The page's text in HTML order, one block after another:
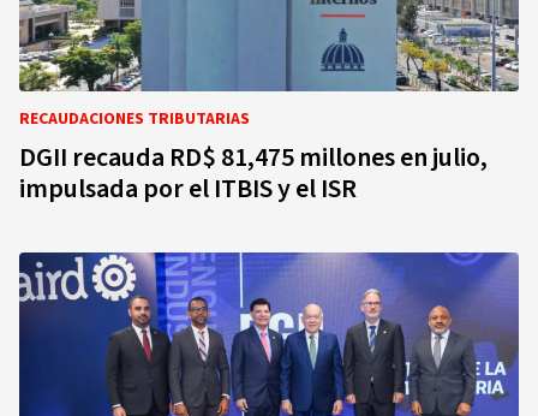
RECAUDACIONES TRIBUTARIAS
DGII recauda RD$ 81,475 millones en julio,
impulsada por el ITBIS y el ISR